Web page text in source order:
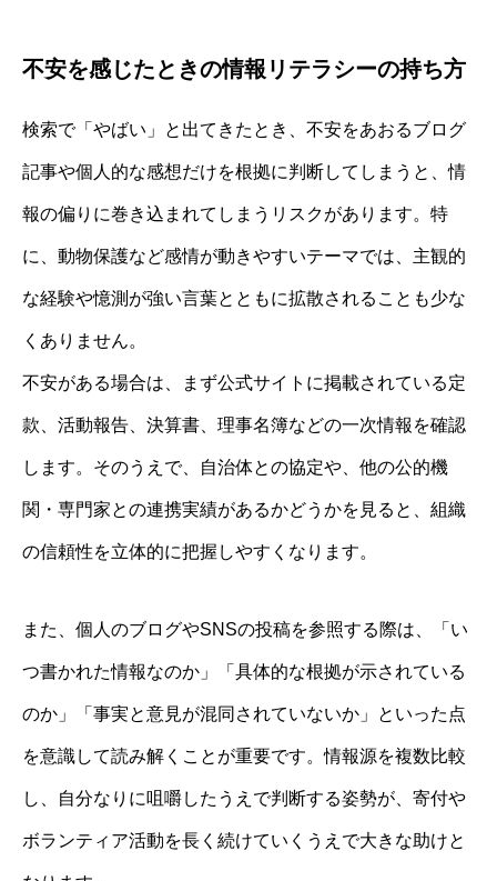
不安を感じたときの情報リテラシーの持ち方
検索で「やばい」と出てきたとき、不安をあおるブログ
記事や個人的な感想だけを根拠に判断してしまうと、情
報の偏りに巻き込まれてしまうリスクがあります。特
に、動物保護など感情が動きやすいテーマでは、主観的
な経験や憶測が強い言葉とともに拡散されることも少な
くありません。
不安がある場合は、まず公式サイトに掲載されている定
款、活動報告、決算書、理事名簿などの一次情報を確認
します。そのうえで、自治体との協定や、他の公的機
関・専門家との連携実績があるかどうかを見ると、組織
の信頼性を立体的に把握しやすくなります。
また、個人のブログやSNSの投稿を参照する際は、「い
つ書かれた情報なのか」「具体的な根拠が示されている
のか」「事実と意見が混同されていないか」といった点
を意識して読み解くことが重要です。情報源を複数比較
し、自分なりに咀嚼したうえで判断する姿勢が、寄付や
ボランティア活動を長く続けていくうえで大きな助けと